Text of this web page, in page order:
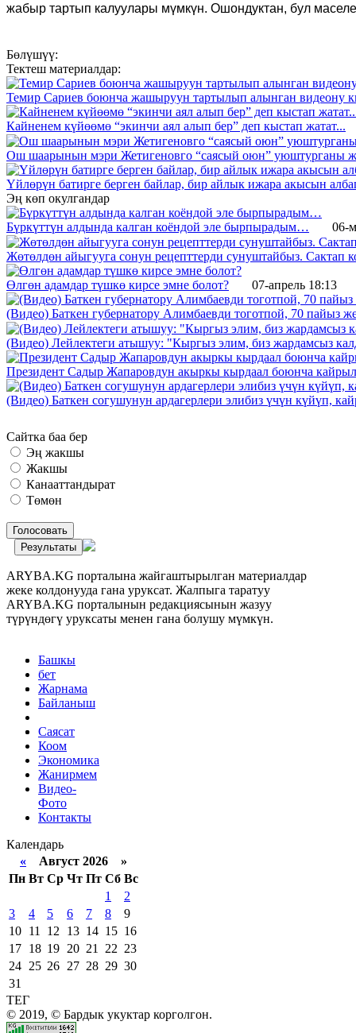
жабыр тартып калуулары мүмкүн. Ошондуктан, бул
Бөлүшүү:
Тектеш материалдар:
Темир Сариев боюнча жашыруун тартылып алынган видеону
Кайненем күйөөмө “экинчи аял алып бер” деп кыстап жатат...
Ош шаарынын мэри Жетигеновго “саясый оюн” уюштурганы
Үйлөрүн батирге берген байлар, бир айлык ижара акысын
Эң көп окулгандар
Бүркүттүн алдында калган коёндой эле бырпырадым… 06-
Жөтөлдөн айыгууга сонун рецепттерди сунуштайбыз. Сактап
Өлгөн адамдар түшкө кирсе эмне болот? 07-апрель 18:13
(Видео) Баткен губернатору Алимбаевди тоготпой, 70 пайыз
(Видео) Лейлектеги атышуу: "Кыргыз элим, биз жардамсыз
Президент Садыр Жапаровдун акыркы кырдаал боюнча
(Видео) Баткен согушунун ардагерлери элибиз үчүн күйүп,
Сайтка баа бер
Эң жакшы
Жакшы
Канааттандырат
Төмөн
Голосовать
Результаты
ARYBA.KG порталына жайгаштырылган материалдар
жеке колдонууда гана уруксат. Жалпыга таратуу
ARYBA.KG порталынын редакциясынын жазуу
түрүндөгү уруксаты менен гана болушу мүмкүн.
Башкы
бет
Жарнама
Байланыш
Саясат
Коом
Экономика
Жанирмем
Видео-
Фото
Контакты
Календарь
« Август 2026 »
Пн Вт Ср Чт Пт Сб Вс
1
2
3
4 5 6 7 8
9
10 11 12 13 14 15 16
17 18 19 20 21 22 23
24 25 26 27 28 29 30
31
ТЕГ
© 2019, © Бардык укуктар корголгон.